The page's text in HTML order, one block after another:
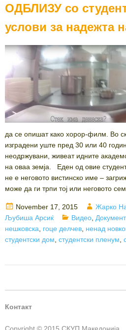
ОДБЛИЗУ со
услови за надежта
да се опишат како хорор-филм. Во
изградени уште пред 30 или 40
неодржувани, живеат идните
на оваа земја. Еден од овие
не е неговото вистинско име –
може да ги трпи тој или неговото
Posted
on
November 17, 2015 Author
Жарко
Љубиша Арсиќ
Categories
Видео
нешковска
гоце делчев ненад
студентски дом студентски пленум
Контакт
Copyright © 2015 СКУП Македонија